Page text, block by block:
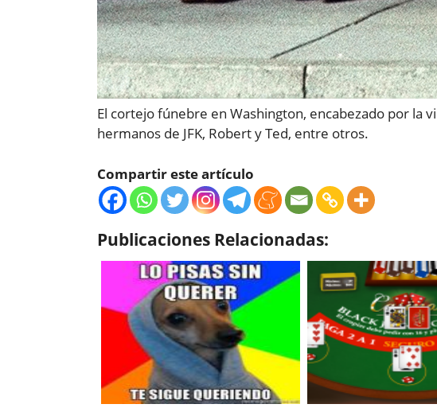
El cortejo fúnebre en Washington, encabezado por la
hermanos de JFK, Robert y Ted, entre otros.
Compartir este artículo
Publicaciones Relacionadas: